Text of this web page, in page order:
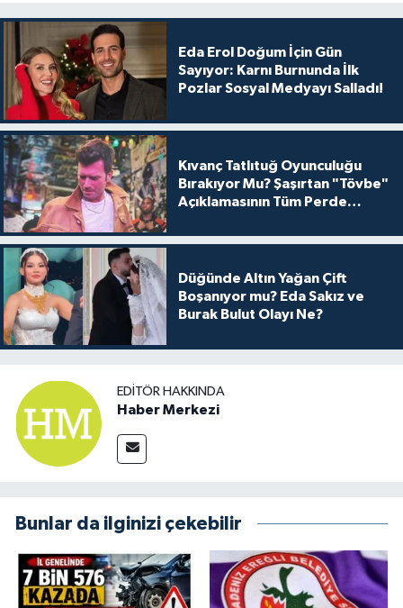
Eda Erol Doğum İçin Gün
Sayıyor: Karnı Burnunda İlk
Pozlar Sosyal Medyayı Salladı!
Kıvanç Tatlıtuğ Oyunculuğu
Bırakıyor Mu? Şaşırtan "Tövbe"
Açıklamasının Tüm Perde
Düğünde Altın Yağan Çift
Boşanıyor mu? Eda Sakız ve
Burak Bulut Olayı Ne?
EDITÖR HAKKINDA
Haber Merkezi
Bunlar da ilginizi çekebilir